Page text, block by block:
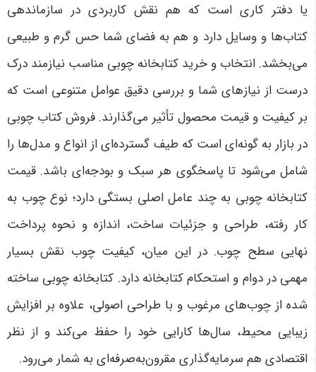
یا دفتر کاری است که هم نقش کاربردی در سازماندهی
کتاب‌ها و وسایل دارد و هم به فضای شما حس گرم و طبیعی
می‌بخشد. انتخاب و خرید کتابخانه چوبی مناسب نیازمند درک
درست از نیازهای شما و بررسی دقیق عوامل متنوعی است که
بر کیفیت و قیمت محصول تأثیر می‌گذارند. فروش کتاب چوبی
در بازار به گونه‌ای است که طیف گسترده‌ای از انواع و مدل‌ها را
شامل می‌شود تا پاسخگوی هر سبک و بودجه‌ای باشد. قیمت
کتابخانه چوبی به چند عامل اصلی بستگی دارد؛ نوع چوب به
کار رفته، طراحی و جزئیات ساخت، اندازه و نحوه پرداخت
نهایی سطح چوب. در این میان، کیفیت چوب نقش بسیار
مهمی در دوام و استحکام کتابخانه دارد. کتابخانه چوبی ساخته
شده از چوب‌های مرغوب و با طراحی اصولی، علاوه بر افزایش
زیبایی محیط، سال‌ها کارایی خود را حفظ می‌کند و از نظر
اقتصادی هم سرمایه‌گذاری مقرون‌به‌صرفه‌ای به شمار می‌رود.